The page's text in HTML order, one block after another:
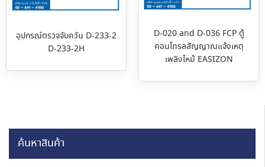
อุปกรณ์ตรวจจับควัน D-233-2
D-233-2H
D-020 and D-036 FCP ตู้
คอนโทรลสัญญาณแจ้งเหตุ
เพลิงไหม้ EASIZON
ค้นหาสินค้า